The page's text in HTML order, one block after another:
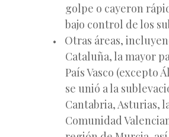
golpe o cayeron
bajo control de los
Otras áreas,
Cataluña, la mayor
País Vasco (excepto
se unió a la
Cantabria, Asturias,
Comunidad